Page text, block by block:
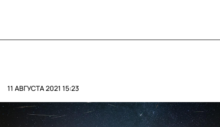
11 АВГУСТА 2021 15:23